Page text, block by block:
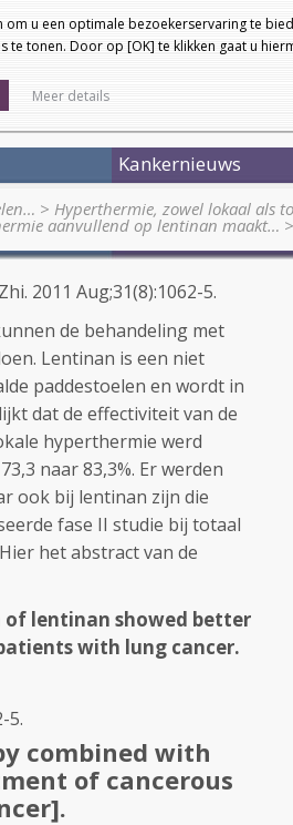
u een optimale bezoekerservaring te
tonen. Door op [OK] te klikken gaat u
Meer details
Kankernieuws
> Hyperthermie, zowel lokaal als
aanvullend op lentinan maakt… >
2011 Aug;31(8):1062-5.
de behandeling met
Lentinan is een niet
paddestoelen en wordt in
dat de effectiviteit van de
hyperthermie werd
naar 83,3%. Er werden
ook bij lentinan zijn die
fase II studie bij totaal
het abstract van de
lentinan showed better
with lung cancer.
5.
combined with
of cancerous